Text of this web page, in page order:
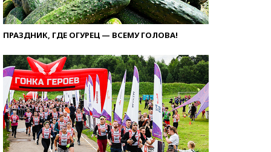
ПРАЗДНИК, ГДЕ ОГУРЕЦ — ВСЕМУ ГОЛОВА!